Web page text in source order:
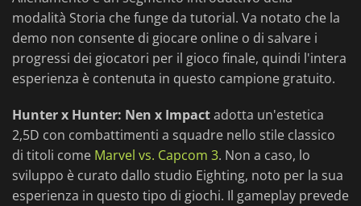
modalità Storia che funge da tutorial. Va notato che la
demo non consente di giocare online o di salvare i
progressi dei giocatori per il gioco finale, quindi l'intera
esperienza è contenuta in questo campione gratuito.
Hunter x Hunter: Nen x Impactadotta un'estetica
2,5D con combattimenti a squadre nello stile classico
di titoli come Marvel vs. Capcom 3. Non a caso, lo
sviluppo è curato dallo studio Eighting, noto per la sua
esperienza in questo tipo di giochi. Il gameplay prevede